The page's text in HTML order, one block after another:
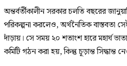
অন্তর্বর্তীকালীন সরকার চলতি বছরের
পরিকল্পনা করলেও, অর্থনৈতিক বাস্তবতা
দাঁড়ায়। সে সময় ২০ শতাংশ হারে মহার্ঘ
কমিটি গঠন করা হয়, কিন্তু চূড়ান্ত সিদ্ধান্ত